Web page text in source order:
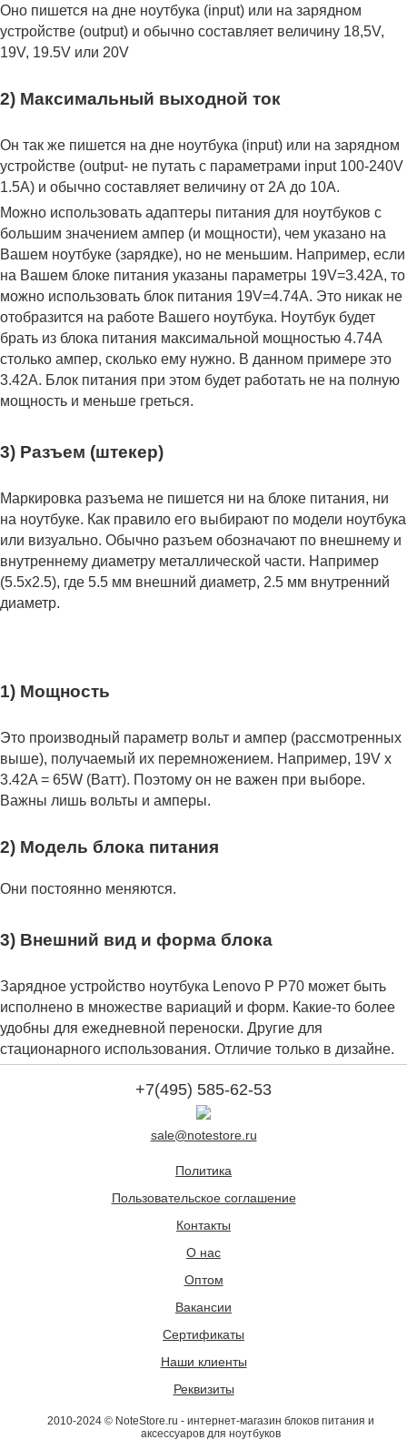
Оно пишется на дне ноутбука (input) или на зарядном
устройстве (output) и обычно составляет величину 18,5V,
19V, 19.5V или 20V
2) Максимальный выходной ток
Он так же пишется на дне ноутбука (input) или на зарядном
устройстве (output- не путать с параметрами input 100-240V
1.5A) и обычно составляет величину от 2А до 10A.
Можно использовать адаптеры питания для ноутбуков с
большим значением ампер (и мощности), чем указано на
Вашем ноутбуке (зарядке), но не меньшим. Например, если
на Вашем блоке питания указаны параметры 19V=3.42A, то
можно использовать блок питания 19V=4.74A. Это никак не
отобразится на работе Вашего ноутбука. Ноутбук будет
брать из блока питания максимальной мощностью 4.74А
столько ампер, сколько ему нужно. В данном примере это
3.42А. Блок питания при этом будет работать не на полную
мощность и меньше греться.
3) Разъем (штекер)
Маркировка разъема не пишется ни на блоке питания, ни
на ноутбуке. Как правило его выбирают по модели ноутбука
или визуально. Обычно разъем обозначают по внешнему и
внутреннему диаметру металлической части. Например
(5.5x2.5), где 5.5 мм внешний диаметр, 2.5 мм внутренний
диаметр.
1) Мощность
Это производный параметр вольт и ампер (рассмотренных
выше), получаемый их перемножением. Например, 19V x
3.42A = 65W (Ватт). Поэтому он не важен при выборе.
Важны лишь вольты и амперы.
2) Модель блока питания
Они постоянно меняются.
3) Внешний вид и форма блока
Зарядное устройство ноутбука Lenovo P P70 может быть
исполнено в множестве вариаций и форм. Какие-то более
удобны для ежедневной переноски. Другие для
стационарного использования. Отличие только в дизайне.
+7(495) 585-62-53
sale@notestore.ru
Политика
Пользовательское соглашение
Контакты
О нас
Оптом
Вакансии
Сертификаты
Наши клиенты
Реквизиты
2010-2024 © NoteStore.ru - интернет-магазин блоков питания и
аксессуаров для ноутбуков